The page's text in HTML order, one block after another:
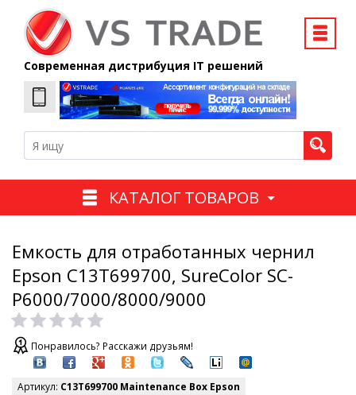
Современная дистрибуция IT решений
КАТАЛОГ ТОВАРОВ
Емкость для отработанных чернил
Epson C13T699700, SureColor SC-
P6000/7000/8000/9000
Понравилось? Расскажи друзьям!
Артикул: C13T699700 Maintenance Box Epson